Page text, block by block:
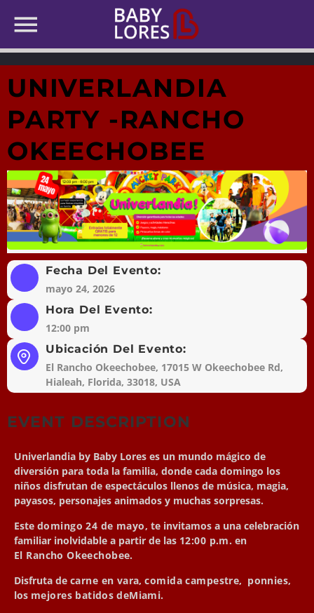
UNIVERLANDIA
PARTY -RANCHO
OKEECHOBEE
Fecha Del Evento:
mayo 24, 2026
Hora Del Evento:
12:00 pm
Ubicación Del Evento:
El Rancho Okeechobee, 17015 W Okeechobee Rd,
Hialeah, Florida, 33018, USA
EVENT DESCRIPTION
Univerlandia by Baby Lores es un mundo mágico de
diversión para toda la familia, donde cada domingo los
niños disfrutan de espectáculos llenos de música, magia,
payasos, personajes animados y muchas sorpresas.
Este domingo 24 de mayo, te invitamos a una celebración
familiar inolvidable a partir de las 12:00 p.m. en
El Rancho Okeechobee.
Disfruta de carne en vara,comida campestre, ponnies,
los mejores batidos deMiami.